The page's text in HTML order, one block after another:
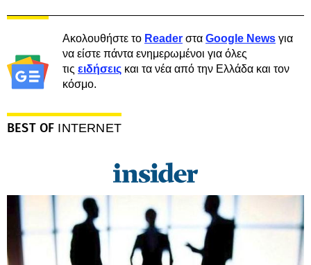
Ακολουθήστε το Reader στα Google News για
να είστε πάντα ενημερωμένοι για όλες
τις ειδήσεις και τα νέα από την Ελλάδα και τον
κόσμο.
BEST OF INTERNET